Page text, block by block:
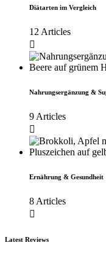
Diätarten im Vergleich
12 Articles
Nahrungsergänzung &
9 Articles
Ernährung & Gesundheit
8 Articles
Latest Reviews